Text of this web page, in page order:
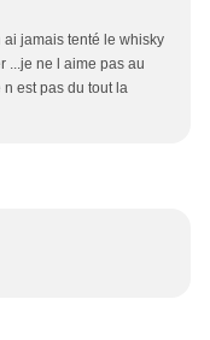
jamais tenté le whisky
...je ne l aime pas au
est pas du tout la